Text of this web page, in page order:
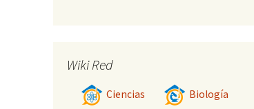
Wiki Red
Ciencias Biología